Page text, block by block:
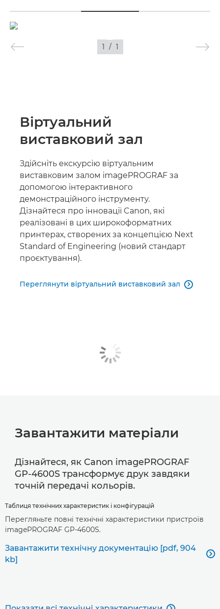
1 / 1
Віртуальний
виставковий зал
Здійсніть екскурсію віртуальним
виставковим залом imagePROGRAF за
допомогою інтерактивного
демонстраційного інструменту.
Дізнайтеся про інновації Canon, які
реалізовані в цих широкоформатних
принтерах, створених за концепцією Next
Standard of Engineering (новий стандарт
проєктування).
Переглянути віртуальний виставковий зал 
Завантажити матеріали
Дізнайтеся, як Canon imagePROGRAF
GP-4600S трансформує друк завдяки
точній передачі кольорів.
Таблиця технічних характеристик і конфігурацій
Перегляньте повні технічні характеристики пристроїв
imagePROGRAF GP-4600S.
Завантажити технічну документацію [pdf, 904
kb]

